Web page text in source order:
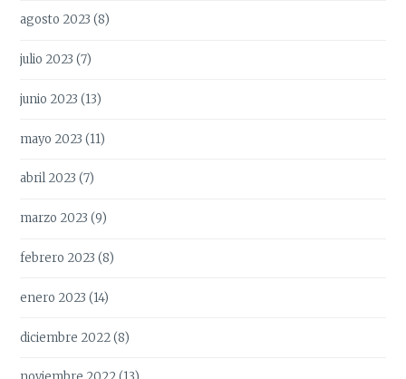
agosto 2023 (8)
julio 2023 (7)
junio 2023 (13)
mayo 2023 (11)
abril 2023 (7)
marzo 2023 (9)
febrero 2023 (8)
enero 2023 (14)
diciembre 2022(8)